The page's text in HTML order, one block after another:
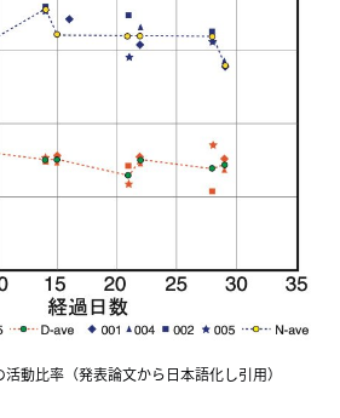
動比率（発表論文から日本語化し引用）